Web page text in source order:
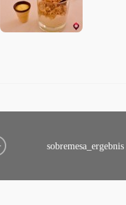
sobremesa_ergebnis